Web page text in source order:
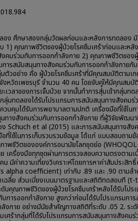
อง ศึกษาสองกลุ่มวัดผลก่อนและหลังการทดลอง มี
1) คุณภาพชีวิตของผู้ป่วยโรคซึมเศร้าก่อนและหลั
คมร่วมกับการออกกำลังกาย 2) คุณภาพชีวิตของ
การสนับสนุนทางสังคมร่วมกับการออกกำลังกายกั
ตัวอย่าง คือ ผู้ป่วยโรคซึมเศร้าที่มีคุณสมบัติตามเ
งหวัดเพชรบุรี จำนวน 40 คน โดยจับคู่ให้มีคุณสมบั
ะเวลาของการเจ็บป่วย จากนั้นทำการสุ่มเข้ากลุ่มท
มทดลองได้รับโปรแกรมการสนับสนุนทางสังคมร่
บคุมได้รับการพยาบาลตามปกติ เครื่องมือที่ใช้ในก
ทางสังคมร่วมกับการออกกำลังกาย ที่ผู้วิจัยพัฒนา
Schuch et al (2015) และการสนับสนุนทางสัง
ที่ใช้ในการเก็บรวบรวมข้อมูล ได้แก่ แบบสอบถาม
พชีวิตขององค์การอนามัยโลกชุดย่อ
เครื่องมือทุกชุดผ่านการตรวจสอบความตรงตามเ
มีค่าความเที่ยงวิเคราะห์โดยการหาค่าสัมประสิท
alpha coefficient) เท่ากับ .89 และ .90 ตามล
าเฉลี่ย ส่วนเบี่ยงเบนมาตรฐานและสถิติทดสอบที
บคุณภาพชีวิตของผู้ป่วยโรคซึมเศร้าหลังได้รับโปร
การออกกำลังกาย สูงกว่าก่อนได้รับโปรแกรมกา
งกาย อย่างมีนัยสำคัญทางสถิติที่ระดับ .05 2. ระ
ศร้ากลุ่มที่ได้รับโปรแกรมการสนับสนุนทางสังคม